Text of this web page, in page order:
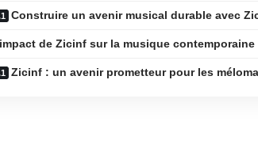
Construire un avenir musical durable avec
de Zicinf sur la musique contemporaine
Zicinf : un avenir prometteur pour les